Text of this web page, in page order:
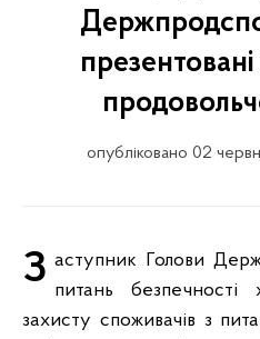
опубліковано 02
Заступник Голови Державної служби України з питань безпечності
захисту споживачів з